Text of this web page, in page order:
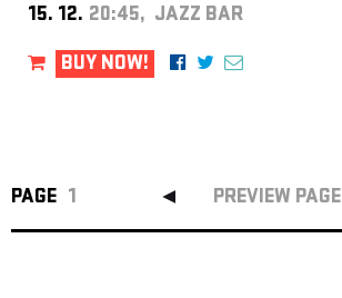
15. 12. 20:45, JAZZ BAR
BUY NOW!
PAGE 1 PREVIEW PAGE